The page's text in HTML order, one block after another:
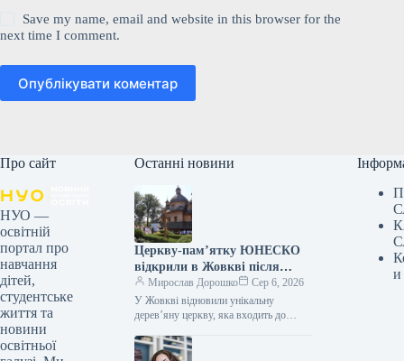
Save my name, email and website in this browser for the
next time I comment.
Опублікувати коментар
Про сайт
НУО —
освітній
портал про
навчання
дітей,
студентське
життя та
новини
освітньої
Останні новини
Церкву-пам’ятку ЮНЕСКО
відкрили в Жовкві після
реставрації
Мирослав Дорошко
Сер 6, 2026
У Жовкві відновили унікальну
дерев’яну церкву, яка входить до
Укрінформ У місті Жовква, що на
Львівщині,…
и